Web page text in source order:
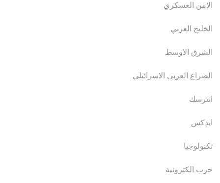
الامن العسكري
الخليج العربي
الشرق الاوسط
الصراع العربي الاسرائيلي
انترسك
ايدكس
تكنولوجيا
حرب الكترونية